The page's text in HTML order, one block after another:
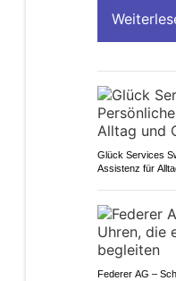
Glück Services
Assistenz für
Federer AG –